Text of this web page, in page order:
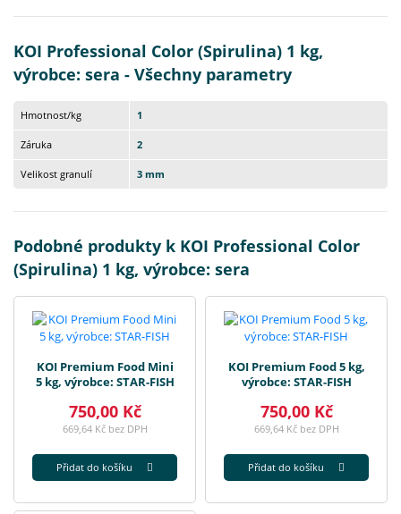
KOI Professional Color (Spirulina) 1 kg,
výrobce: sera - Všechny parametry
Hmotnost/kg 1
Záruka 2
Velikost granulí 3 mm
Podobné produkty k KOI Professional Color
(Spirulina) 1 kg, výrobce: sera
KOI Premium Food Mini
5 kg, výrobce: STAR-FISH
750,00 Kč
669,64 Kč bez DPH
Přidat do košíku
KOI Premium Food 5 kg,
výrobce: STAR-FISH
750,00 Kč
669,64 Kč bez DPH
Přidat do košíku